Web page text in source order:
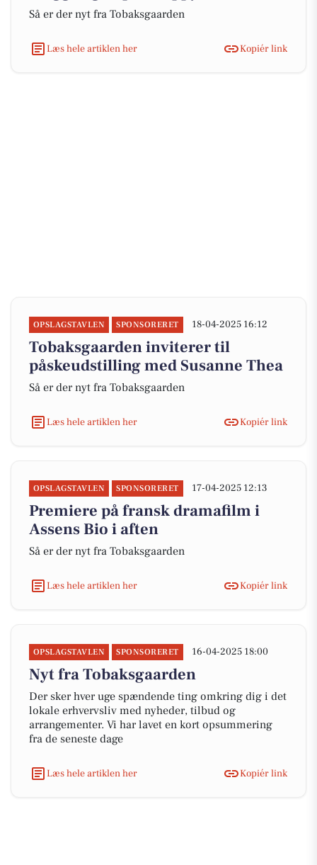
Så er der nyt fra Tobaksgaarden
Læs hele artiklen her Kopiér link
OPSLAGSTAVLEN SPONSORERET 18-04-2025 16:12
Tobaksgaarden inviterer til
påskeudstilling med Susanne Thea
Så er der nyt fra Tobaksgaarden
Læs hele artiklen her Kopiér link
OPSLAGSTAVLEN SPONSORERET 17-04-2025 12:13
Premiere på fransk dramafilm i
Assens Bio i aften
Så er der nyt fra Tobaksgaarden
Læs hele artiklen her Kopiér link
OPSLAGSTAVLEN SPONSORERET 16-04-2025 18:00
Nyt fra Tobaksgaarden
Der sker hver uge spændende ting omkring dig i det
lokale erhvervsliv med nyheder, tilbud og
arrangementer. Vi har lavet en kort opsummering
fra de seneste dage
Læs hele artiklen her Kopiér link